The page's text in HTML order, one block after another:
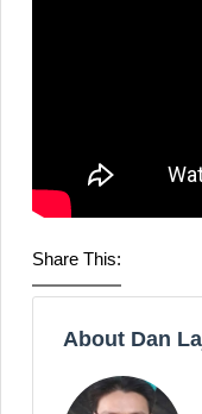
Share This:
About Dan